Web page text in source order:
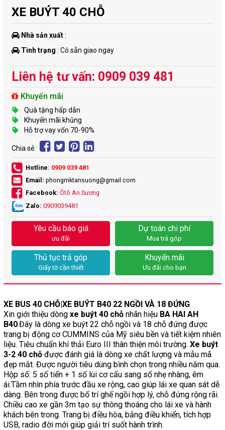
XE BUÝT 40 CHỖ
Nhà sản xuất:
Tình trạng : Có sẵn giao ngay
Liên hệ tư vấn: 0909 039 481
Khuyến mãi
Quà tặng hấp dẫn
Khuyến mãi khủng
Hỗ trợ vay vốn 70-90%
Chia sẻ:
Hotline: 0909 039 481
Email: phongmktansuong@gmail.com
Facebook: Ôtô An Sương
Zalo: 0909039481
Yêu cầu báo giá
ưu đãi
Dự toán chi phí
Mua trả góp
Thủ tục trả góp
Giấy tờ cần thiết
Khuyến mãi
Ưu đãi cho bạn
XE BUS 40 CHỖ|XE BUÝT B40 22 NGỒI VÀ 18 ĐỨNG
Xin giới thiệu dòng xe buýt 40 chỗ nhãn hiệu BA HAI AH
B40.Đây là dòng xe buýt 22 chỗ ngồi và 18 chỗ đứng được
trang bị động cơ CUMMINS của Mỹ siêu bền và tiết kiệm nhiên
liệu. Tiêu chuẩn khí thải Euro III thân thiện môi trường. Xe buýt
3-2 40 chỗ được đánh giá là dòng xe chất lượng và mẫu mã
đẹp mắt. Được người tiêu dùng bình chọn trong nhiều năm qua.
Hộp số: 5 số tiến + 1 số lùi cơ cấu sang số nhẹ nhàng, êm
ái.Tầm nhìn phía trước đầu xe rộng, cao giúp lái xe quan sát dễ
dàng. Bên trong được bố trí ghế ngồi hợp lý, chỗ đứng rộng rãi.
Chiều cao xe gần 3m tạo sự thông thoáng cho lái xe và hành
khách bên trong. Trang bị điều hòa, bảng điều khiển, tích hợp
USB, radio đời mới giúp giải trí suốt hành trình.